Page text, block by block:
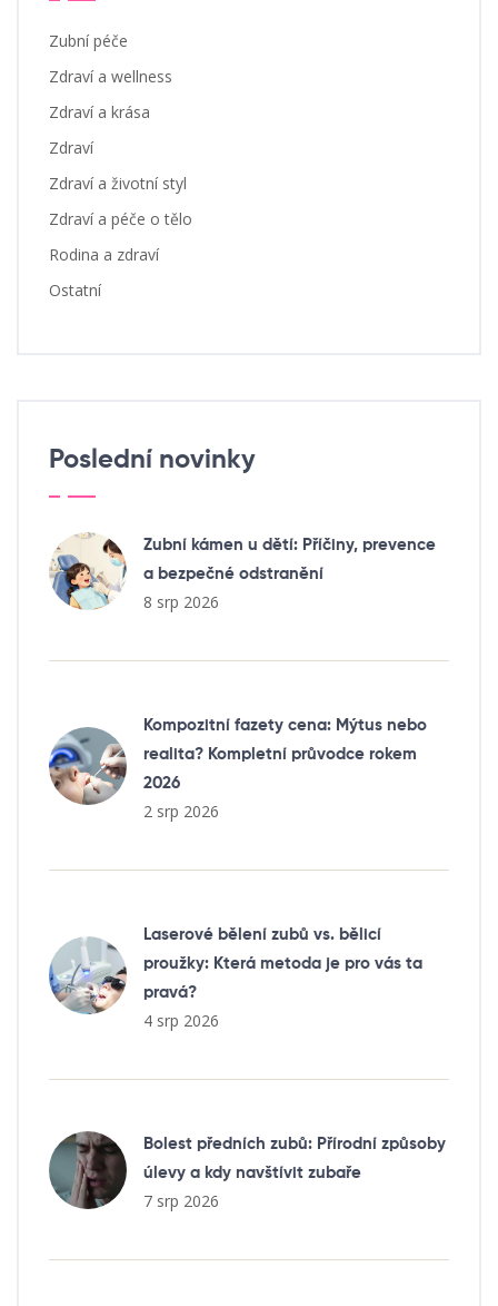
Zubní péče
Zdraví a wellness
Zdraví a krása
Zdraví
Zdraví a životní styl
Zdraví a péče o tělo
Rodina a zdraví
Ostatní
Poslední novinky
Zubní kámen u dětí: Příčiny, prevence
a bezpečné odstranění
8 srp 2026
Kompozitní fazety cena: Mýtus nebo
realita? Kompletní průvodce rokem
2026
2 srp 2026
Laserové bělení zubů vs. bělicí
proužky: Která metoda je pro vás ta
pravá?
4 srp 2026
Bolest předních zubů: Přírodní způsoby
úlevy a kdy navštívit zubaře
7 srp 2026